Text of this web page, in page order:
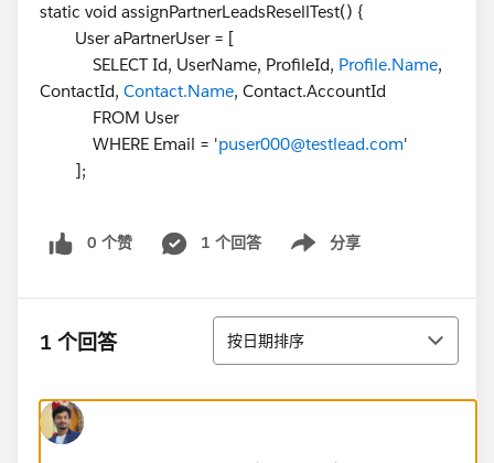
static void assignPartnerLeadsResellTest() {
User aPartnerUser = [
SELECT Id, UserName, ProfileId, Profile.Name,
ContactId, Contact.Name, Contact.AccountId
FROM User
WHERE Email = 'puser000@testlead.com'
];
0 个赞 1 个回答 分享
Show menu
1 个回答 排序
按日期排序